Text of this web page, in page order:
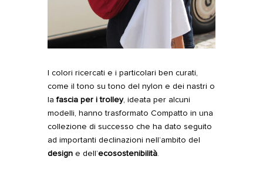
I colori ricercati e i particolari ben curati,
come il tono su tono del nylon e dei nastri o
lafascia per i trolley, ideata per alcuni
modelli, hanno trasformato Compatto in una
collezione di successo che ha dato seguito
ad importanti declinazioni nell’ambito del
designe dell’ecosostenibilità.